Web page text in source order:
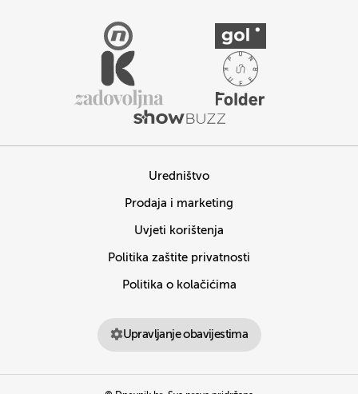
Uredništvo
Prodaja i marketing
Uvjeti korištenja
Politika zaštite privatnosti
Politika o kolačićima
Upravljanje obavijestima